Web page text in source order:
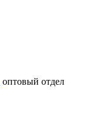
оптовый отдел